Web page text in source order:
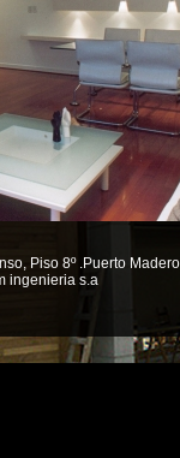
Piso 8º .Puerto
ingenieria s.a